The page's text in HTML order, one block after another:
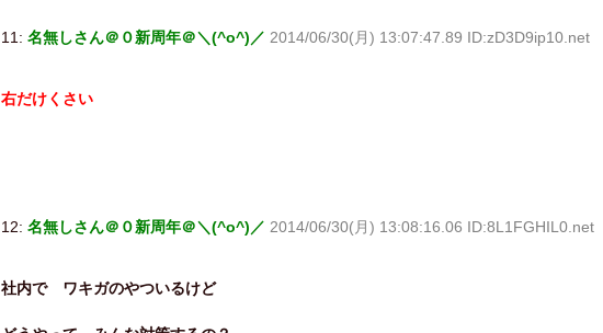
11: 名無しさん＠０新周年＠＼(^o^)／ 2014/06/30(月) 13:07:47.89 ID:zD3D9ip10.net
右だけくさい
12: 名無しさん＠０新周年＠＼(^o^)／ 2014/06/30(月) 13:08:16.06 ID:8L1FGHIL0.net
社内で ワキガのやついるけど